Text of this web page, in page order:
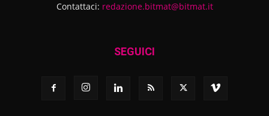
Contattaci: redazione.bitmat@bitmat.it
SEGUICI